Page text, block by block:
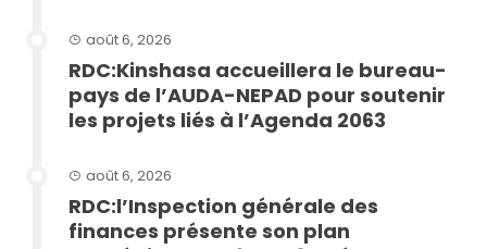
août 6, 2026
RDC:Kinshasa accueillera le bureau-
pays de l’AUDA-NEPAD pour soutenir
les projets liés à l’Agenda 2063
août 6, 2026
RDC:l’Inspection générale des
finances présente son plan